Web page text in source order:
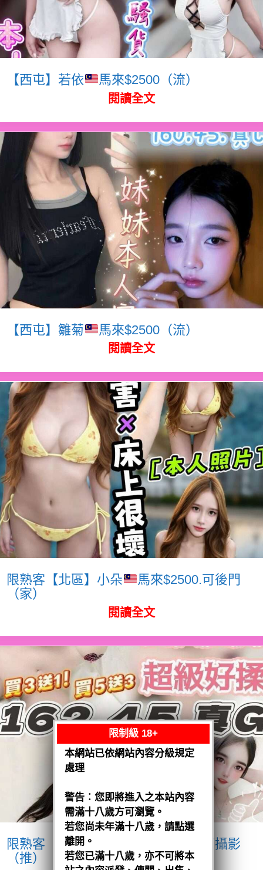
【西屯】若依 馬來$2500（流）
閱讀全文
【西屯】雛菊 馬來$2500（流）
閱讀全文
限熟客【北區】小朵
馬來$2500.可後門
（家）
閱讀全文
限熟客【沙鹿】優格
越南$3200.可攝影
（推）
限制級 18+
本網站已依網站內容分級規定
處理
警告︰您即將進入之本站內容
需滿十八歲方可瀏覽。
若您尚未年滿十八歲，請點選
離開。
若您已滿十八歲，亦不可將本